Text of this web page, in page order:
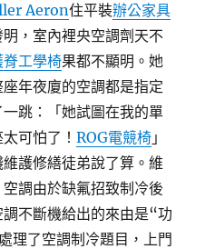
Aeron住平裝辦公家具
，室內裡央空調劑天不
脊工學椅果都不顯明。她
年夜廈的空調都是指定
跳：「她試圖在我的單
可怕了！ROG電競椅 」
護修繕徒弟說了算。維
調由於缺氟招致制冷後
調不斷機給出的來由是“功
理了空調制冷題目，上門